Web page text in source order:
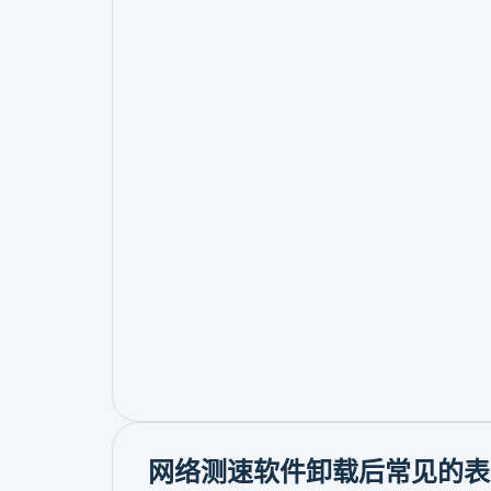
网络测速软件卸载后常见的